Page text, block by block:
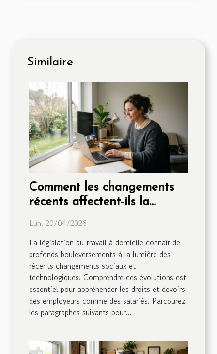
Similaire
Comment les changements
récents affectent-ils la
législation du travail à
Lun. 20/04/2026
La législation du travail à domicile connaît de
profonds bouleversements à la lumière des
récents changements sociaux et
technologiques. Comprendre ces évolutions est
essentiel pour appréhender les droits et devoirs
des employeurs comme des salariés. Parcourez
les paragraphes suivants pour...